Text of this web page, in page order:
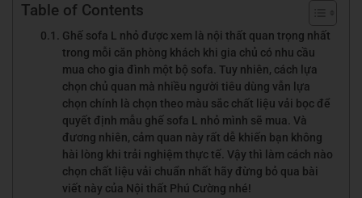
Table of Contents
Ghế sofa L nhỏ được xem là nội thất quan trọng nhất
trong mỗi căn phòng khách khi gia chủ có nhu cầu
mua cho gia đình một bộ sofa. Tuy nhiên, cách lựa
chọn chủ quan mà nhiều người tiêu dùng vẫn lựa
chọn chính là chọn theo màu sắc chất liệu vải bọc để
quyết định mẫu ghế sofa L nhỏ mình sẽ mua. Và
đương nhiên, cảm quan này rất dễ khiến bạn không
hài lòng khi trải nghiệm thực tế. Vậy thì làm cách nào
chọn chất liệu vải chuẩn nhất hãy đừng bỏ qua bài
viết này của Nội thất Phú Cường nhé!